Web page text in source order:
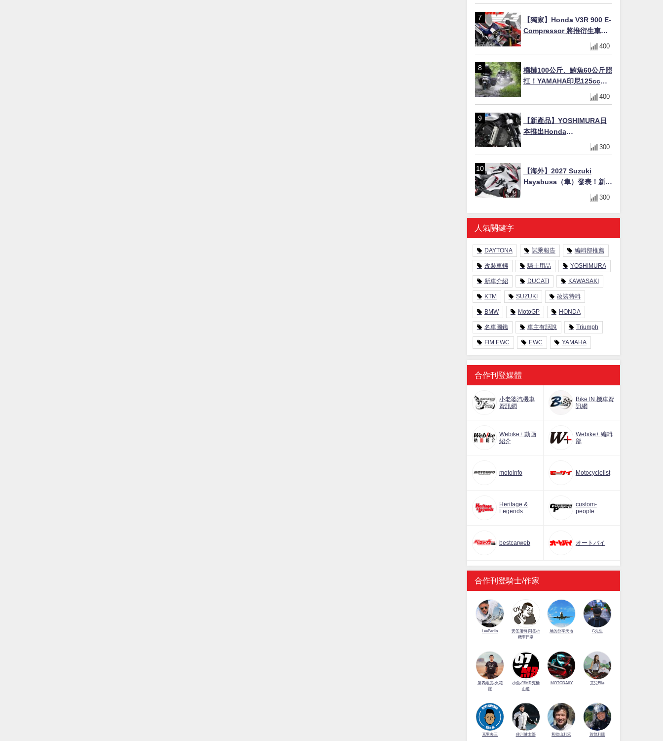
售價98萬100日圓
【獨家】Honda V3R 900 E-
Compressor 將推衍生車
系？自然進氣 V3 同步測試
中，CG 預想曝光！
400
榴槤100公斤、鮪魚60公斤照
扛！YAMAHA印尼125cc速
克達Gear Ultima 2740公里
耐操實測
400
【新產品】YOSHIMURA日
本推出Honda
CB1000F/CB1000 HORNET
專用水箱護網，六角網紋設
300
【海外】2027 Suzuki
Hayabusa（隼）發表！新增
Special Edition 特仕版，全
新珍珠白塗裝與專屬配備登
場
300
人氣關鍵字
DAYTONA 試乘報告 編輯部推薦
改裝車輛 騎士用品 YOSHIMURA
新車介紹 DUCATI KAWASAKI
KTM SUZUKI 改裝特輯
BMW MotoGP HONDA
名車圖鑑 車主有話說 Triumph
FIM EWC EWC YAMAHA
合作刊登媒體
小老婆汽機車
資訊網
Bike IN 機車資
訊網
Webike+ 動画
紹介
Webike+ 編輯
部
motoinfo Motocyclelist
Heritage &
Legends
custom-
people
bestcarweb オートバイ
合作刊登騎士/作家
LeeBerlin
安筌運轉 阿筌の
機車日常
展的分享天地 G先生
第四維度-火花
羅
小魚-97MR究極
山道
MOTODAILY 艾兒Elle
克里夫三 佐川健太郎 和歌山利宏 賀曾利隆